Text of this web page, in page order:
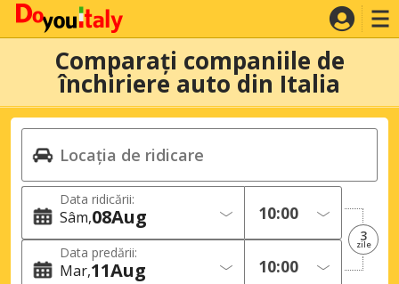
Comparați companiile de
închiriere auto din Italia
Data ridicării:
Sâm 08Aug
Data predării:
Mar 11Aug
3
zile